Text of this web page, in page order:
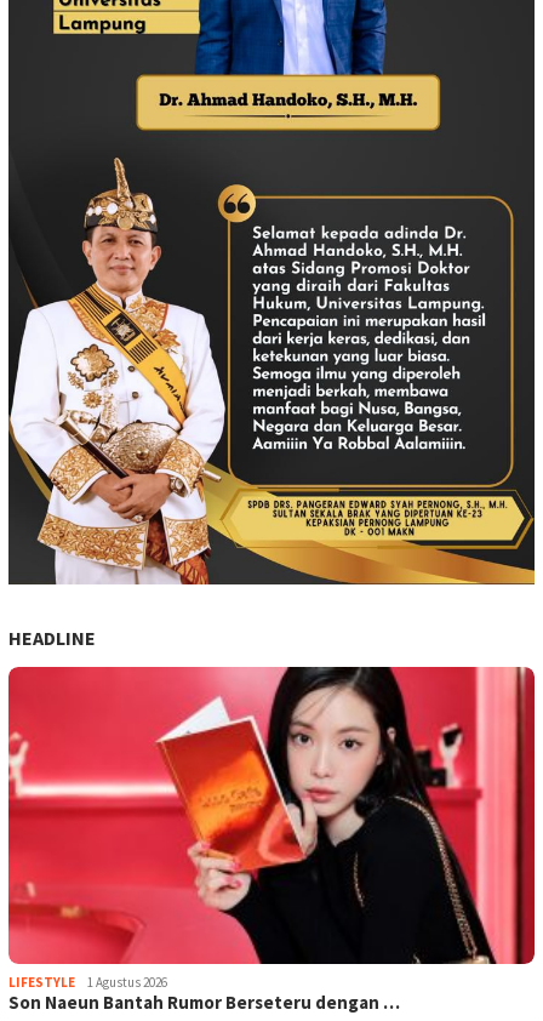
HEADLINE
LIFESTYLE 1 Agustus 2026
Son Naeun Bantah Rumor Berseteru dengan …